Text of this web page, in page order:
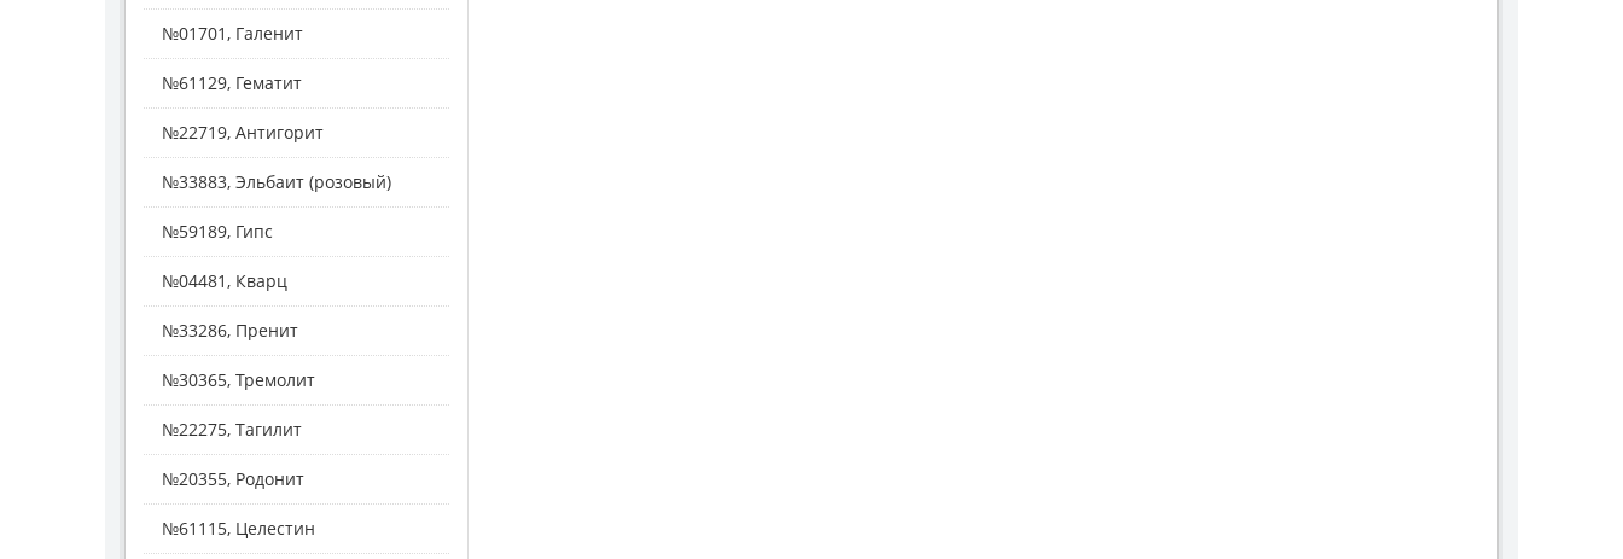
№01701, Галенит
№61129, Гематит
№22719, Антигорит
№33883, Эльбаит (розовый)
№59189, Гипс
№04481, Кварц
№33286, Пренит
№30365, Тремолит
№22275, Тагилит
№20355, Родонит
№61115, Целестин